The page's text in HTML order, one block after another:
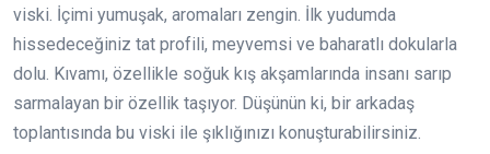
viski. İçimi yumuşak, aromaları zengin. İlk yudumda
hissedeceğiniz tat profili, meyvemsi ve baharatlı dokularla
dolu. Kıvamı, özellikle soğuk kış akşamlarında insanı sarıp
sarmalayan bir özellik taşıyor. Düşünün ki, bir arkadaş
toplantısında bu viski ile şıklığınızı konuşturabilirsiniz.